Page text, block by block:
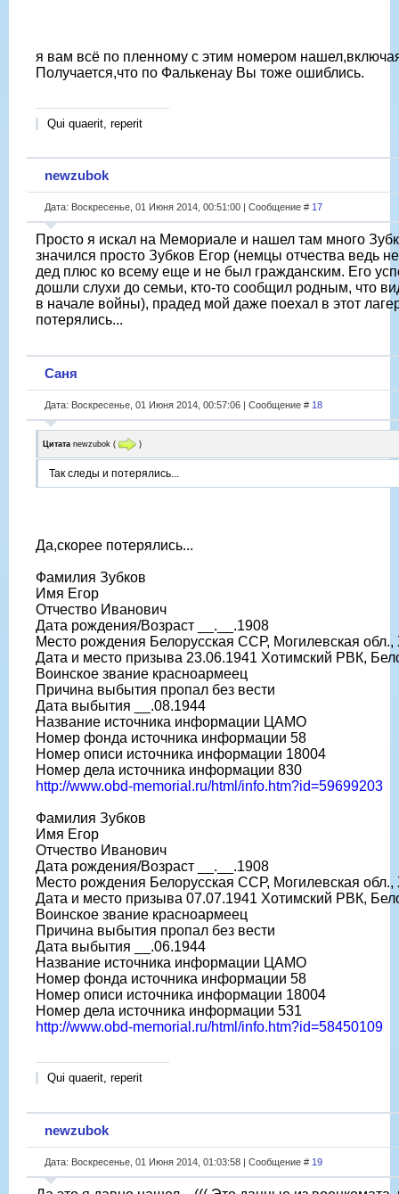
я вам всё по пленному с этим номером
Получается,что по Фалькенау Вы тоже ошиблись.
Qui quaerit, reperit
newzubok
Дата: Воскресенье, 01 Июня 2014, 00:51:00 | Сообщение # 17
Просто я искал на Мемориале и нашел там много
значился просто Зубков Егор (немцы отчества ведь
дед плюс ко всему еще и не был гражданским. Его
дошли слухи до семьи, кто-то сообщил родным, что
в начале войны), прадед мой даже поехал в этот
потерялись...
Саня
Дата: Воскресенье, 01 Июня 2014, 00:57:06 | Сообщение # 18
Цитата newzubok ( )
Так следы и потерялись...
Да,скорее потерялись...
Фамилия Зубков
Имя Егор
Отчество Иванович
Дата рождения/Возраст __.__.1908
Место рождения Белорусская ССР, Могилевская
Дата и место призыва 23.06.1941 Хотимский РВК,
Воинское звание красноармеец
Причина выбытия пропал без вести
Дата выбытия __.08.1944
Название источника информации ЦАМО
Номер фонда источника информации 58
Номер описи источника информации 18004
Номер дела источника информации 830
http://www.obd-memorial.ru/html/info.htm?id=59699203
Фамилия Зубков
Имя Егор
Отчество Иванович
Дата рождения/Возраст __.__.1908
Место рождения Белорусская ССР, Могилевская
Дата и место призыва 07.07.1941 Хотимский РВК,
Воинское звание красноармеец
Причина выбытия пропал без вести
Дата выбытия __.06.1944
Название источника информации ЦАМО
Номер фонда источника информации 58
Номер описи источника информации 18004
Номер дела источника информации 531
http://www.obd-memorial.ru/html/info.htm?id=58450109
Qui quaerit, reperit
newzubok
Дата: Воскресенье, 01 Июня 2014, 01:03:58 | Сообщение # 19